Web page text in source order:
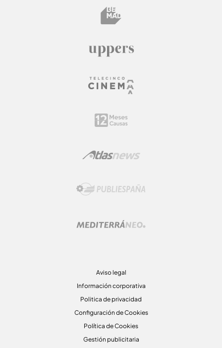
Aviso legal
Información corporativa
Politica de privacidad
Configuración de Cookies
Política de Cookies
Gestión publicitaria